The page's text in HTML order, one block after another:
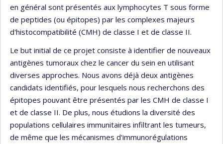
en général sont présentés aux lymphocytes T sous forme
de peptides (ou épitopes) par les complexes majeurs
d'histocompatibilité (CMH) de classe I et de classe II.
Le but initial de ce projet consiste à identifier de nouveaux
antigènes tumoraux chez le cancer du sein en utilisant
diverses approches. Nous avons déjà deux antigènes
candidats identifiés, pour lesquels nous recherchons des
épitopes pouvant être présentés par les CMH de classe I
et de classe II. De plus, nous étudions la diversité des
populations cellulaires immunitaires infiltrant les tumeurs,
de même que les mécanismes d'immunorégulations